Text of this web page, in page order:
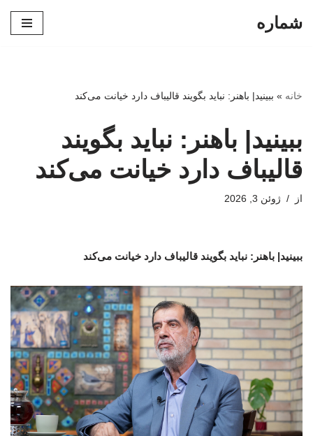
شماره
خانه » ببینید| باهنر: نباید بگویند قالیباف دارد خیانت می‌کند
ببینید| باهنر: نباید بگویند
قالیباف دارد خیانت می‌کند
از ژوئن 3, 2026
ببینید| باهنر: نباید بگویند قالیباف دارد خیانت می‌کند